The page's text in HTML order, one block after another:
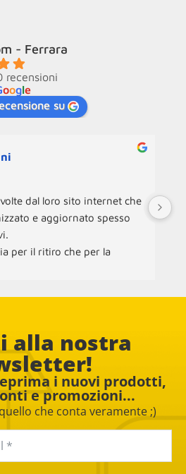
- Ferrara
recensioni
oogle
su
dal loro sito internet che
e aggiornato spesso
per il ritiro che per la
alla nostra
i nuovi prodotti,
e promozioni...
che conta veramente ;)